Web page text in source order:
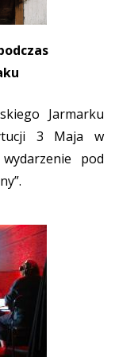
Jarmarku
3 Maja w
pod